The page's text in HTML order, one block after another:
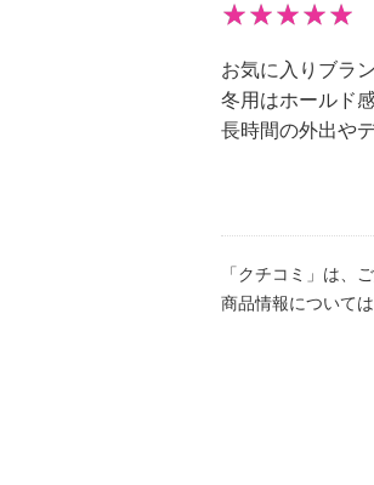
お気に入りブラ
冬用はホールド
長時間の外出や
「クチコミ」は、
商品情報について